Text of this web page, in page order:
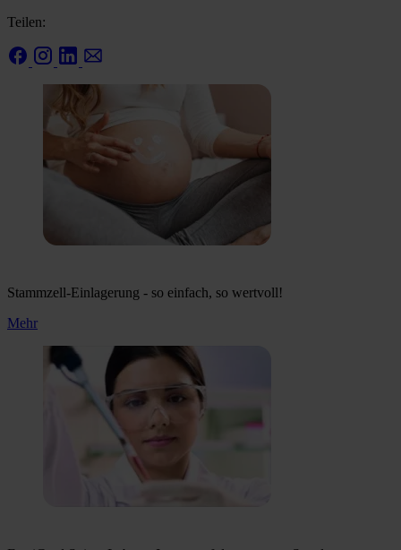
Teilen:
Stammzell-Einlagerung - so einfach, so wertvoll!
Mehr